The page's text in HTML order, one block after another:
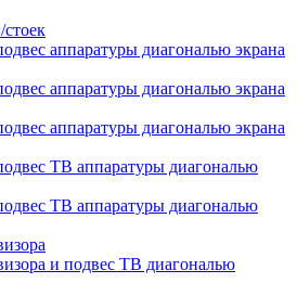
аппаратуры диагональю экрана
аппаратуры диагональю экрана
аппаратуры диагональю экрана
ТВ аппаратуры диагональю
ТВ аппаратуры диагональю
и подвес ТВ диагональю